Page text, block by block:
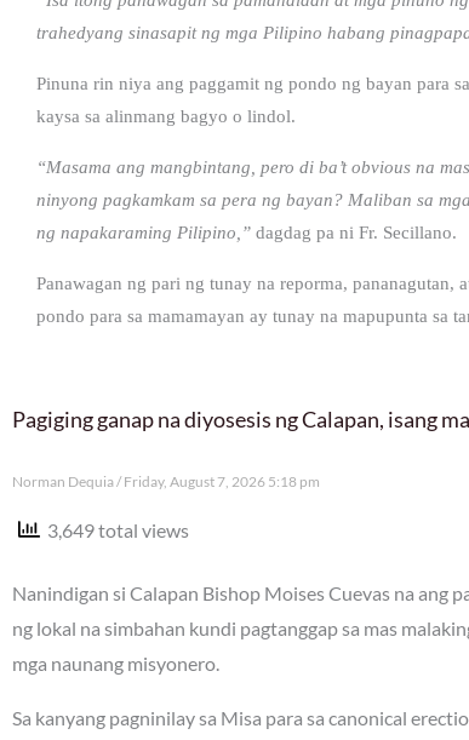
trahedyang sinasapit ng mga Pilipino habang
Pinuna rin niya ang paggamit ng pondo ng bayan para
kaysa sa alinmang bagyo o lindol.
“Masama ang mangbintang, pero di ba’t obvious na
ninyong pagkamkam sa pera ng bayan? Maliban sa
ng napakaraming Pilipino,” dagdag pa ni Fr. Secillano.
Panawagan ng pari ng tunay na reporma, pananagutan,
pondo para sa mamamayan ay tunay na mapupunta sa
Pagiging ganap na diyosesis ng Calapan, isang
Norman Dequia Friday, August 7, 2026 5:18 pm
3,649 total views
Nanindigan si Calapan Bishop Moises Cuevas na ang
ng lokal na simbahan kundi pagtanggap sa mas
mga naunang misyonero.
Sa kanyang pagninilay sa Misa para sa canonical